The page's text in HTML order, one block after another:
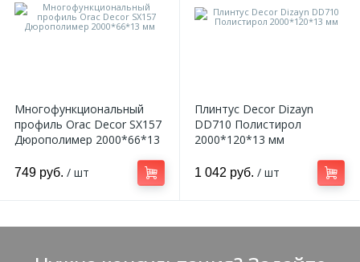
Многофункциональный
профиль Orac Decor SX157
Дюрополимер 2000*66*13
749 руб. / шт
Плинтус Decor Dizayn
DD710 Полистирол
2000*120*13 мм
1 042 руб. / шт